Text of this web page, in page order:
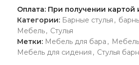
Оплата: При получении картой
Категории: Барные стулья ,
Мебель, Стулья
Метки: Мебель для бара ,
Мебель для сидения , Стулья